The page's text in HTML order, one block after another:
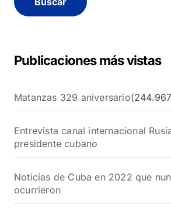
a
Publicaciones más vistas
Matanzas 329 aniversario
Entrevista canal internacional
presidente cubano
Noticias de Cuba en 2022 que
ocurrieron